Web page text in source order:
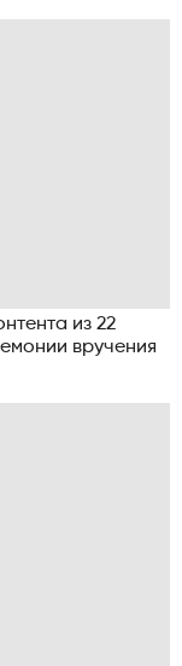
из 22
вручения